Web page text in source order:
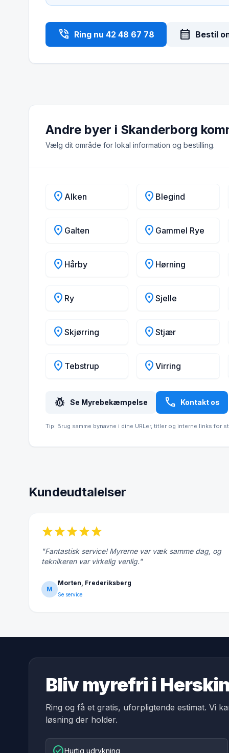
phone_in_talk Ring nu 42 48 67 78 calendar_month Bestil
Andre byer i Skanderborg
Vælg dit område for lokal information og bestilling.
location_on Alken location_on Blegind
location_on Galten location_on Gammel Rye
location_on Hårby location_on Hørning
location_on Ry location_onSjelle
location_on Skjørring location_onStjær
location_on Tebstrup location_onVirring
pest_control Se Myrebekæmpelse call Kontakt os
Tip: Brug samme bynavne i dine URLer, titler og interne links for
Kundeudtalelser
starstarstarstarstar
"Fantastisk service! Myrerne var væk samme dag, og
teknikeren var virkelig venlig."
M
Morten, Frederiksberg
Se service
Bliv myrefri i
Ring og få et gratis, uforpligtende estimat. Vi
løsning der holder.
Hurtig udrykning